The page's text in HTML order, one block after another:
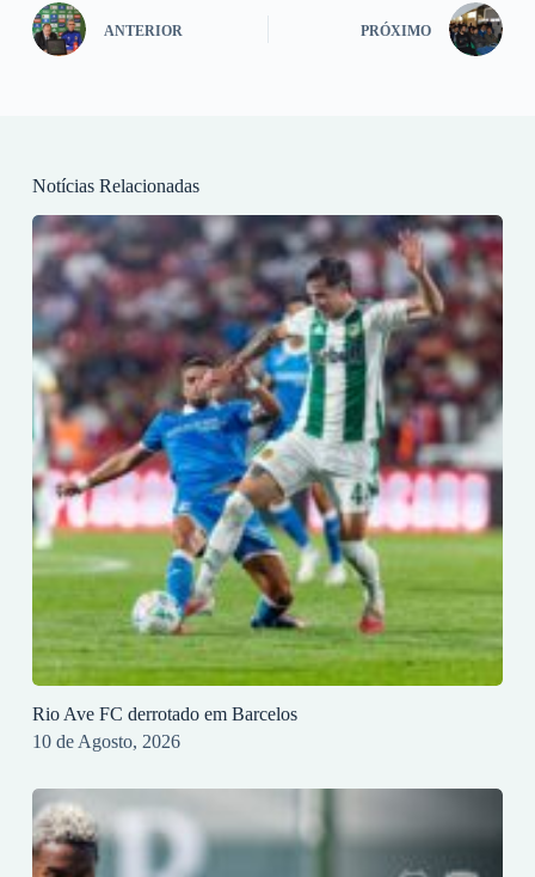
ANTERIOR PRÓXIMO
Notícias Relacionadas
Rio Ave FC derrotado em Barcelos
10 de Agosto, 2026